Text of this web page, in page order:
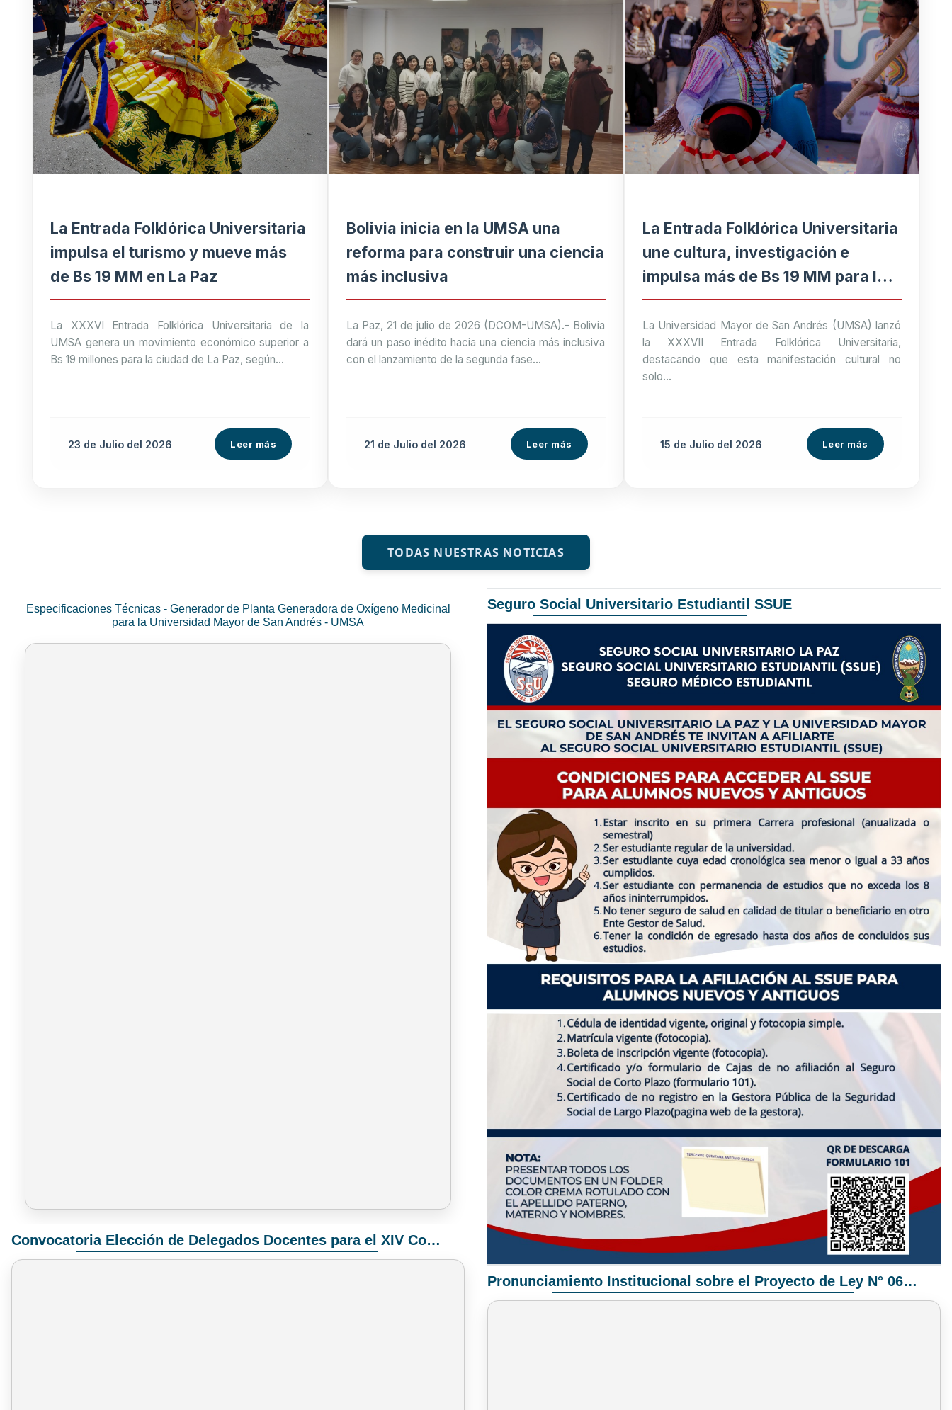
La Entrada Folklórica Universitaria
impulsa el turismo y mueve más
de Bs 19 MM en La Paz
La XXXVI Entrada Folklórica Universitaria de la
UMSA genera un movimiento económico superior a
Bs 19 millones para la ciudad de La Paz, según...
23 de Julio del 2026 Leer más
Bolivia inicia en la UMSA una
reforma para construir una ciencia
más inclusiva
La Paz, 21 de julio de 2026 (DCOM-UMSA).- Bolivia
dará un paso inédito hacia una ciencia más inclusiva
con el lanzamiento de la segunda fase...
21 de Julio del 2026 Leer más
La Entrada Folklórica Universitaria
une cultura, investigación e
impulsa más de Bs 19 MM para la
economía paceña
La Universidad Mayor de San Andrés (UMSA) lanzó
la XXXVII Entrada Folklórica Universitaria,
destacando que esta manifestación cultural no
solo...
15 de Juliodel 2026 Leer más
TODAS NUESTRAS NOTICIAS
Especificaciones Técnicas - Generador de Planta Generadora de Oxígeno Medicinal
para la Universidad Mayor de San Andrés - UMSA
Convocatoria Elección de Delegados Docentes para el XIV Congreso Nacional de Universidades
Seguro Social Universitario Estudiantil SSUE
Pronunciamiento Institucional sobre el Proyecto de Ley N° 068/2025-2026 C.S.